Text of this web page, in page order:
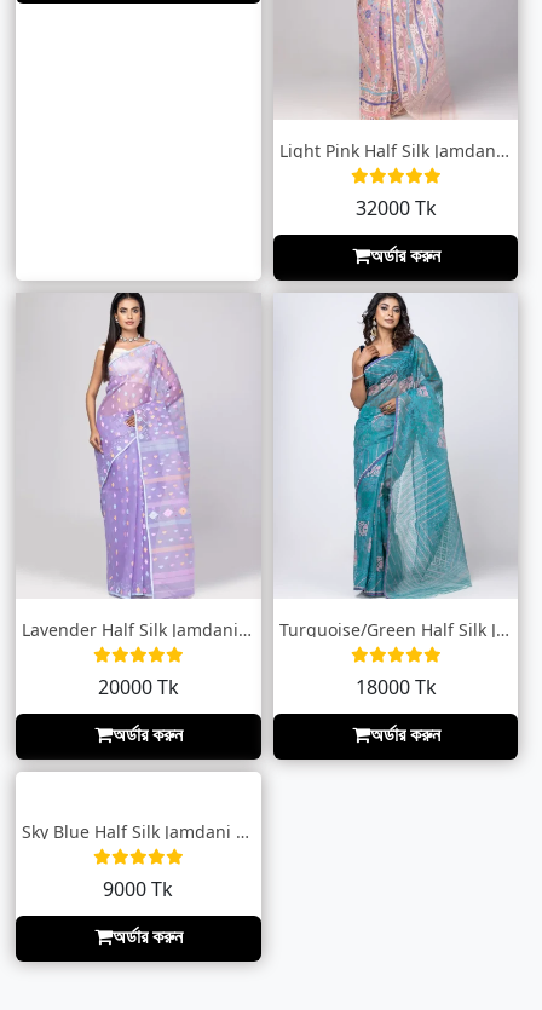
Light Pink Half Silk Jamdani Saree
32000 Tk
অর্ডার করুন
Lavender Half Silk Jamdani Saree
20000 Tk
অর্ডার করুন
Turquoise/Green Half Silk Jamdani Saree
18000 Tk
অর্ডার করুন
Sky Blue Half Silk Jamdani Saree
9000 Tk
অর্ডার করুন